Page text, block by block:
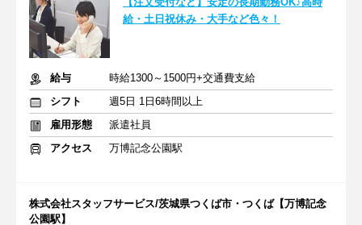
給・土日祝休み・大手など色々！
給与
時給1300～1500円+交通費支給
シフト
週5日 1日6時間以上
雇用形態
派遣社員
アクセス
万博記念公園駅
株式会社スタッフサービス/茨城県つくば市・つくば【万博記念
公園駅】